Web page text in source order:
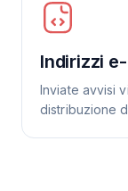
Indirizzi
Inviate avvisi
distribuzione